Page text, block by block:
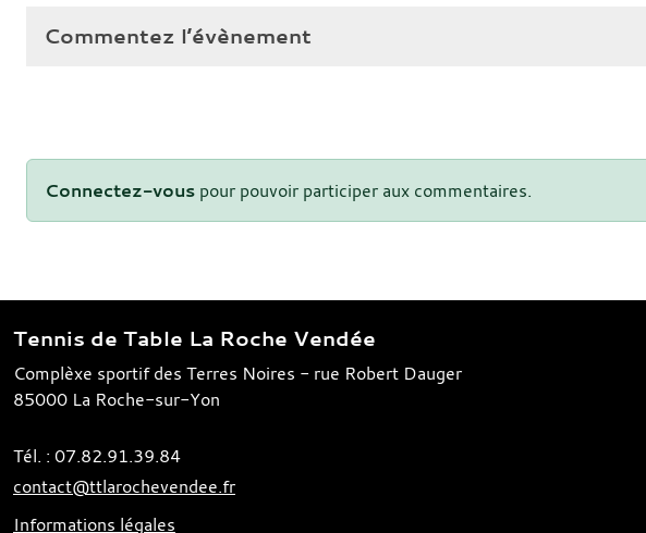
Commentez l’évènement
Connectez-vous pour pouvoir participer aux commentaires.
Tennis de Table La Roche Vendée
Complèxe sportif des Terres Noires - rue Robert Dauger
85000 La Roche-sur-Yon
Tél. : 07.82.91.39.84
contact@ttlarochevendee.fr
Informations légales